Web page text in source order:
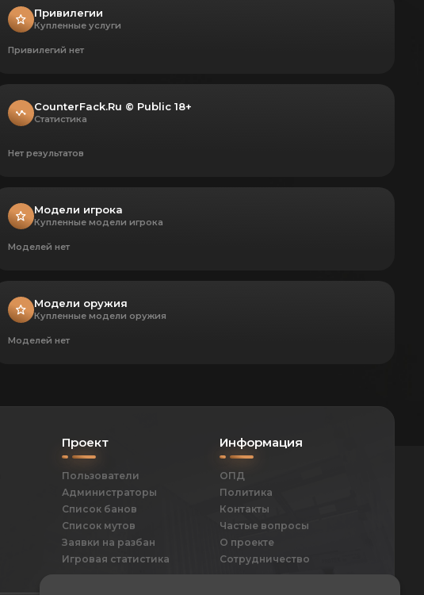
Привилегии
Купленные услуги
Привилегий нет
CounterFack.Ru © Public 18+
Статистика
Нет результатов
Модели игрока
Купленные модели игрока
Моделей нет
Модели оружия
Купленные модели оружия
Моделей нет
Проект
Пользователи
Администраторы
Список банов
Список мутов
Заявки на разбан
Игровая статистика
Информация
ОПД
Политика
Контакты
Частые вопросы
О проекте
Сотрудничество